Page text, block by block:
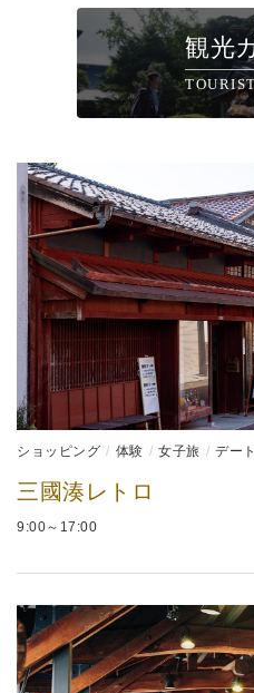
観光
ショッピング 体験 女子旅 デート
三國湊レトロ
9:00～17:00